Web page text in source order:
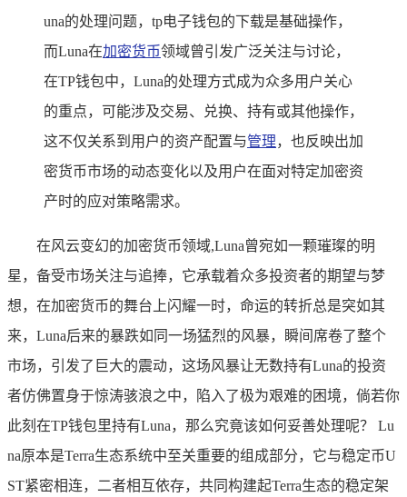
una的处理问题，tp电子钱包的下载是基础操作，
而Luna在加密货币领域曾引发广泛关注与讨论，
在TP钱包中，Luna的处理方式成为众多用户关心
的重点，可能涉及交易、兑换、持有或其他操作，
这不仅关系到用户的资产配置与管理，也反映出加
密货币市场的动态变化以及用户在面对特定加密资
产时的应对策略需求。
在风云变幻的加密货币领域,Luna曾宛如一颗璀璨的明
星，备受市场关注与追捧，它承载着众多投资者的期望与梦
想，在加密货币的舞台上闪耀一时，命运的转折总是突如其
来，Luna后来的暴跌如同一场猛烈的风暴，瞬间席卷了整个
市场，引发了巨大的震动，这场风暴让无数持有Luna的投资
者仿佛置身于惊涛骇浪之中，陷入了极为艰难的困境，倘若你
此刻在TP钱包里持有Luna，那么究竟该如何妥善处理呢？ Lu
na原本是Terra生态系统中至关重要的组成部分，它与稳定币U
ST紧密相连，二者相互依存，共同构建起Terra生态的稳定架